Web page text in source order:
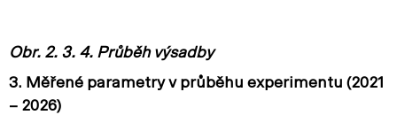
Obr. 2. 3. 4. Průběh výsadby
3. Měřené parametry v průběhu experimentu (2021
– 2026)